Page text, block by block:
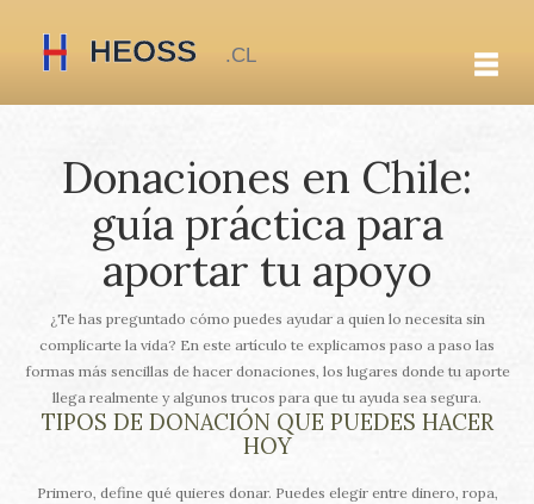
Donaciones en Chile:
guía práctica para
aportar tu apoyo
¿Te has preguntado cómo puedes ayudar a quien lo necesita sin
complicarte la vida? En este artículo te explicamos paso a paso las
formas más sencillas de hacer donaciones, los lugares donde tu aporte
llega realmente y algunos trucos para que tu ayuda sea segura.
TIPOS DE DONACIÓN QUE PUEDES HACER
HOY
Primero, define qué quieres donar. Puedes elegir entre dinero, ropa,